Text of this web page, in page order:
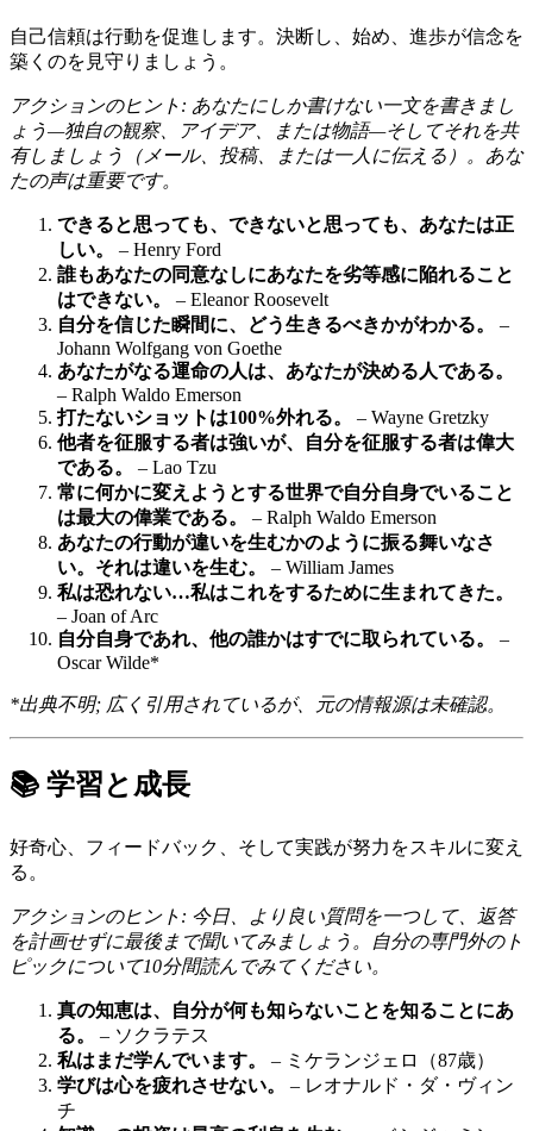
自己信頼は行動を促進します。決断し、始め、進歩が信念を
築くのを見守りましょう。
アクションのヒント: あなたにしか書けない一文を書きまし
ょう—独自の観察、アイデア、または物語—そしてそれを共
有しましょう（メール、投稿、または一人に伝える）。あな
たの声は重要です。
できると思っても、できないと思っても、あなたは正
しい。
– Henry Ford
誰もあなたの同意なしにあなたを劣等感に陥れること
はできない。
– Eleanor Roosevelt
自分を信じた瞬間に、どう生きるべきかがわかる。
–
Johann Wolfgang von Goethe
あなたがなる運命の人は、あなたが決める人である。
– Ralph Waldo Emerson
打たないショットは100%外れる。
– Wayne Gretzky
他者を征服する者は強いが、自分を征服する者は偉大
である。
– Lao Tzu
常に何かに変えようとする世界で自分自身でいること
は最大の偉業である。
– Ralph Waldo Emerson
あなたの行動が違いを生むかのように振る舞いなさ
い。それは違いを生む。
– William James
私は恐れない…私はこれをするために生まれてきた。
– Joan of Arc
自分自身であれ、他の誰かはすでに取られている。
–
Oscar Wilde*
*出典不明; 広く引用されているが、元の情報源は未確認。
📚 学習と成長
好奇心、フィードバック、そして実践が努力をスキルに変え
る。
アクションのヒント: 今日、より良い質問を一つして、返答
を計画せずに最後まで聞いてみましょう。自分の専門外のト
ピックについて10分間読んでみてください。
真の知恵は、自分が何も知らないことを知ることにあ
る。
– ソクラテス
私はまだ学んでいます。
– ミケランジェロ（87歳）
学びは心を疲れさせない。
– レオナルド・ダ・ヴィン
チ